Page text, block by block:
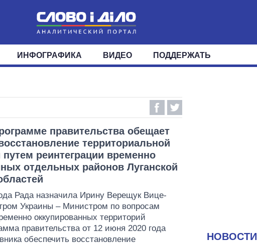
МИР
ОКРУГА
ИНФОГРАФИКА ВИДЕО ПОДДЕРЖАТЬ
правительства обещает
территориальной
путем реинтеграции временно
отдельных районов Луганской
Рада назначила Ирину Верещук Вице-
Украины – Министром по вопросам
оккупированных территорий
правительства от 12 июня 2020 года
обеспечить восстановление
НОВОСТИ